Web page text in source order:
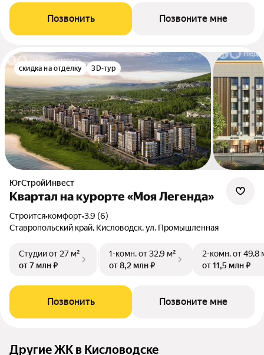
Позвонить Позвоните мне
скидка на отделку 3D-тур
ЮгСтройИнвест
Квартал на курорте «Моя Легенда»
Строится•комфорт•3.9 (6)
Ставропольский край, Кисловодск, ул. Промышленная
Студииот 27 м²
от 7 млн ₽
1-комн.от 32,9 м²
от 8,2 млн ₽
2-комн.от 49,8
от 11,5 млн ₽
Позвонить Позвоните мне
Другие ЖК в Кисловодске